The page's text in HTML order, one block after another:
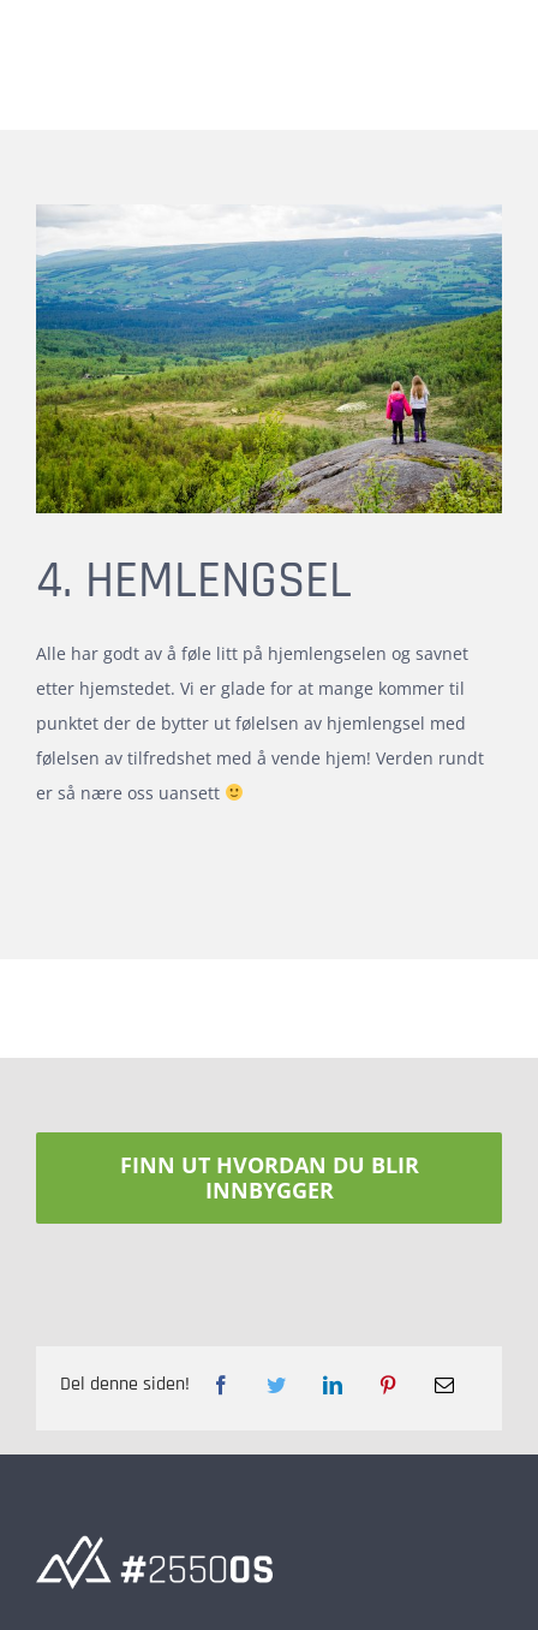
4. HEMLENGSEL
Alle har godt av å føle litt på hjemlengselen og savnet
etter hjemstedet. Vi er glade for at mange kommer til
punktet der de bytter ut følelsen av hjemlengsel med
følelsen av tilfredshet med å vende hjem! Verden rundt
er så nære oss uansett
FINN UT HVORDAN DU BLIR
INNBYGGER
Del denne siden!